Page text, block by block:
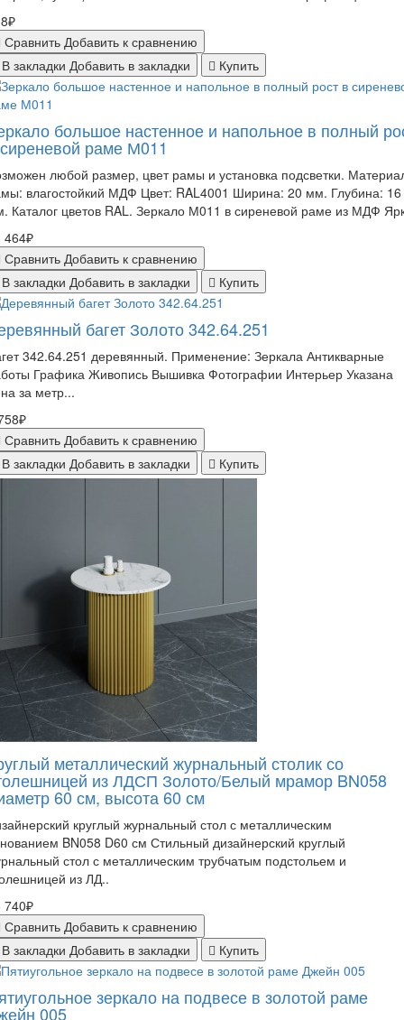
Сравнить Добавить к сравнению
закладки Добавить в закладки Купить
большое настенное и напольное в полный
раме М011
любой размер, цвет рамы и установка подсветки.
влагостойкий МДФ Цвет: RAL4001 Ширина: 20 мм. Глубина: 16
Каталог цветов RAL. Зеркало М011 в сиреневой раме из МДФ
464₽
Сравнить Добавить к сравнению
закладки Добавить в закладки Купить
багет Золото 342.64.251
342.64.251 деревянный. Применение: Зеркала Антикварные
Графика Живопись Вышивка Фотографии Интерьер Указана
за метр...
Сравнить Добавить к сравнению
закладки Добавить в закладки Купить
металлический журнальный столик со
из ЛДСП Золото/Белый мрамор BN058
60 см, высота 60 см
круглый журнальный стол с металлическим
BN058 D60 см Стильный дизайнерский круглый
стол с металлическим трубчатым подстольем и
из ЛД..
740₽
Сравнить Добавить к сравнению
закладки Добавить в закладки Купить
зеркало на подвесе в золотой раме
005